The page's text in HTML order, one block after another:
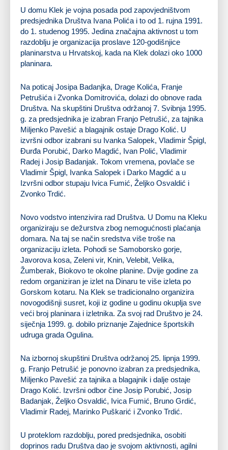
U domu Klek je vojna posada pod zapovjedništvom
predsjednika Društva Ivana Polića i to od 1. rujna 1991.
do 1. studenog 1995. Jedina značajna aktivnost u tom
razdoblju je organizacija proslave 120-godišnjice
planinarstva u Hrvatskoj, kada na Klek dolazi oko 1000
planinara.
Na poticaj Josipa Badanjka, Drage Kolića, Franje
Petrušića i Zvonka Domitrovića, dolazi do obnove rada
Društva. Na skupštini Društva održanoj 7. Svibnja 1995.
g. za predsjednika je izabran Franjo Petrušić, za tajnika
Miljenko Pavešić a blagajnik ostaje Drago Kolić. U
izvršni odbor izabrani su Ivanka Salopek, Vladimir Špigl,
Đurđa Porubić, Darko Magdić, Ivan Polić, Vladimir
Radej i Josip Badanjak. Tokom vremena, povlače se
Vladimir Špigl, Ivanka Salopek i Darko Magdić a u
Izvršni odbor stupaju Ivica Fumić, Željko Osvaldić i
Zvonko Trdić.
Novo vodstvo intenzivira rad Društva. U Domu na Kleku
organiziraju se dežurstva zbog nemogućnosti plaćanja
domara. Na taj se način sredstva više troše na
organizaciju izleta. Pohodi se Samoborsko gorje,
Javorova kosa, Zeleni vir, Knin, Velebit, Velika,
Žumberak, Biokovo te okolne planine. Dvije godine za
redom organiziran je izlet na Dinaru te više izleta po
Gorskom kotaru. Na Klek se tradicionalno organizira
novogodišnji susret, koji iz godine u godinu okuplja sve
veći broj planinara i izletnika. Za svoj rad Društvo je 24.
siječnja 1999. g. dobilo priznanje Zajednice športskih
udruga grada Ogulina.
Na izbornoj skupštini Društva održanoj 25. lipnja 1999.
g. Franjo Petrušić je ponovno izabran za predsjednika,
Miljenko Pavešić za tajnika a blagajnik i dalje ostaje
Drago Kolić. Izvršni odbor čine Josip Porubić, Josip
Badanjak, Željko Osvaldić, Ivica Fumić, Bruno Grdić,
Vladimir Radej, Marinko Puškarić i Zvonko Trdić.
U proteklom razdoblju, pored predsjednika, osobiti
doprinos radu Društva dao je svojom aktivnosti, agilni